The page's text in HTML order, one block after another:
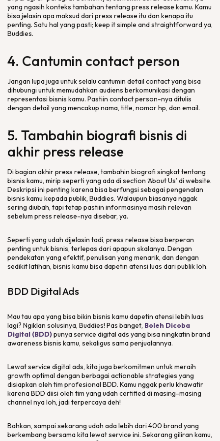
yang ngasih konteks tambahan tentang press release kamu. Kamu
bisa jelasin apa maksud dari press release itu dan kenapa itu
penting. Satu hal yang pasti; keep it simple and straightforwardya,
Buddies.
4. Cantumin contact person
Jangan lupa juga untuk selalu cantumin detail contactyang bisa
dihubungi untuk memudahkan audiens berkomunikasi dengan
representasi bisnis kamu. Pastiin contact person-nya ditulis
dengan detail yang mencakup nama, title, nomor hp, dan email.
5. Tambahin biografi bisnis di
akhir press release
Di bagian akhirpress release, tambahin biografi singkat tentang
bisnis kamu, mirip seperti yang ada di section ‘About Us’ di website.
Deskripsi ini penting karena bisa berfungsi sebagai pengenalan
bisnis kamu kepada publik, Buddies. Walaupun biasanya nggak
sering diubah, tapi tetap pastiin informasinya masih relevan
sebelum press release-nya disebar, ya.
Seperti yang udah dijelasin tadi, press release bisa berperan
penting untuk bisnis, terlepas dari apapun skalanya. Dengan
pendekatan yang efektif, penulisan yang menarik, dan dengan
sedikit latihan, bisnis kamu bisa dapetin atensi luas dari publik loh.
BDD Digital Ads
Mau tau apa yang bisa bikin bisnis kamu dapetin atensi lebih luas
lagi? Ngiklan solusinya, Buddies! Pas banget, Boleh Dicoba
Digital (BDD)punyaservice digital ads yang bisa ningkatin brand
awareness bisnis kamu, sekaligus sama penjualannya.
Lewatservice digital ads, kita juga berkomitmen untuk meraih
growth optimal dengan berbagai actionable strategies yang
disiapkan oleh tim profesional BDD. Kamu nggak perlu khawatir
karena BDD diisi oleh tim yang udah certifieddi masing-masing
channel nya loh, jadi terpercaya deh!
Bahkan, sampai sekarang udah ada lebih dari 400 brandyang
berkembang bersama kita lewatservice ini. Sekarang giliran kamu,